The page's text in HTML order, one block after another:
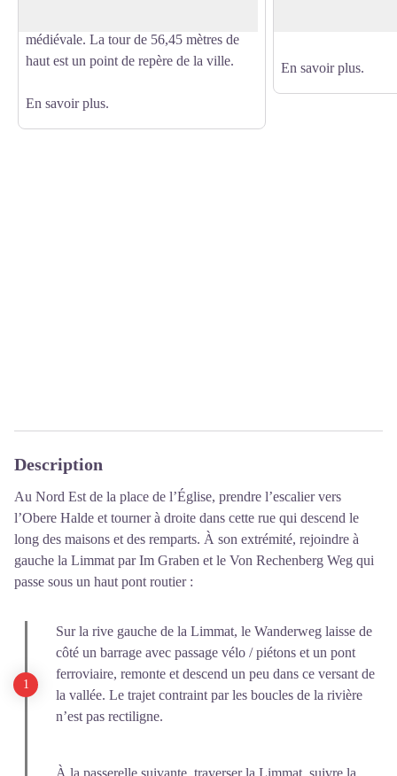
médiévale. La tour de 56,45 mètres de
haut est un point de repère de la ville.
En savoir plus.
En savoir plus.
Description
Au Nord Est de la place de l’Église, prendre l’escalier vers
l’Obere Halde et tourner à droite dans cette rue qui descend le
long des maisons et des remparts. À son extrémité, rejoindre à
gauche la Limmat par Im Graben et le Von Rechenberg Weg qui
passe sous un haut pont routier :
Sur la rive gauche de la Limmat, le Wanderweg laisse de
côté un barrage avec passage vélo / piétons et un pont
ferroviaire, remonte et descend un peu dans ce versant de
la vallée. Le trajet contraint par les boucles de la rivière
n’est pas rectiligne.
À la passerelle suivante, traverser la Limmat, suivre la